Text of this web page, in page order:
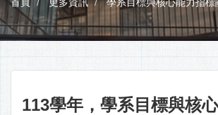
113學年，學系目標與核